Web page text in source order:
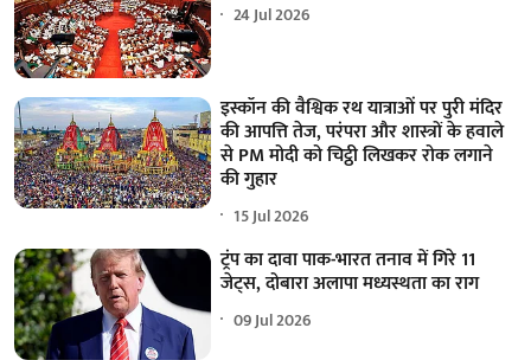
24 Jul 2026
इस्कॉन की वैश्विक रथ यात्राओं पर पुरी मंदिर
की आपत्ति तेज, परंपरा और शास्त्रों के हवाले
से PM मोदी को चिट्ठी लिखकर रोक लगाने
की गुहार
15 Jul 2026
ट्रंप का दावा पाक-भारत तनाव में गिरे 11
जेट्स, दोबारा अलापा मध्यस्थता का राग
09 Jul 2026